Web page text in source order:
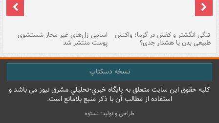
تنگی انگشتر و کفش در گرما؛ واکنش
طبیعی بدن یا هشدار جدی؟
اسامی ژل‌های غیر مجاز شستشوی
پوست منتشر شد
نسخه دسکتاپ
کليه حقوق اين سايت متعلق به پایگاه خبري-تحليلي مشرق نيوز می باشد و
استفاده از مطالب آن با ذکر منبع بلامانع است.
طراحی و تولید: نستوه